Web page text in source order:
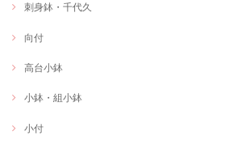
刺身鉢・千代久
向付
高台小鉢
小鉢・組小鉢
小付